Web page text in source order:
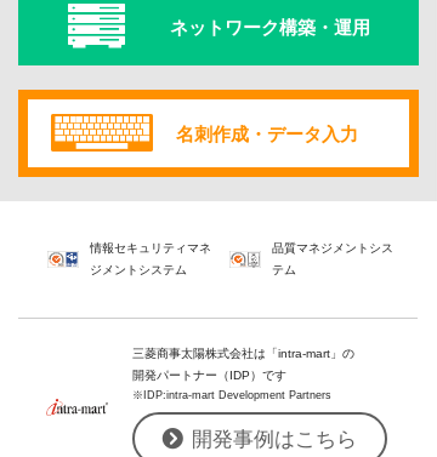
 ネットワーク構築・運用
 名刺作成・データ入力
情報セキュリティマネ
ジメントシステム
品質マネジメントシス
テム
三菱商事太陽株式会社は「intra-mart」の
開発パートナー（IDP）です
※IDP:intra-mart Development Partners
開発事例はこちら